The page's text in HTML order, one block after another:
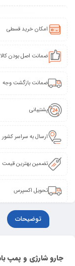
امکان خرید قسطی
ضمانت اصل بودن کالا
ضمانت بازگشت وجه
پشتیبانی
ارسال به سراسر کشور
تضمین بهترین قیمت
تحویل اکسپرس
توضیحات
جارو شارژی و پمپ